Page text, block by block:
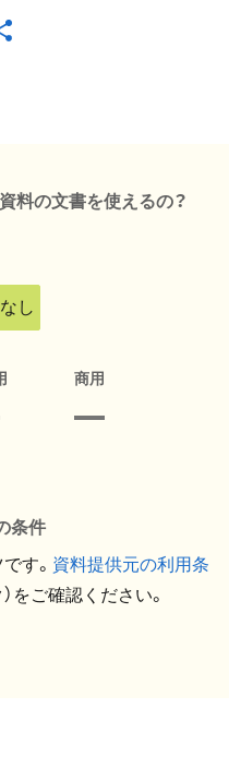
料の文書を使えるの？
し
商用
条件
す。 資料提供元の利用条
をご確認ください。